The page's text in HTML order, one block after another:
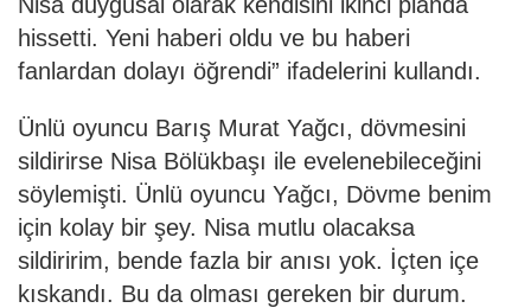
hissetti. Yeni haberi oldu ve bu haberi
fanlardan dolayı öğrendi” ifadelerini kullandı.
Ünlü oyuncu Barış Murat Yağcı, dövmesini
sildirirse Nisa Bölükbaşı ile evelenebileceğini
söylemişti. Ünlü oyuncu Yağcı, Dövme benim
için kolay bir şey. Nisa mutlu olacaksa
sildiririm, bende fazla bir anısı yok. İçten içe
kıskandı. Bu da olması gereken bir durum.